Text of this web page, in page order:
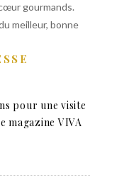
gourmands.
meilleur, bonne
pour une visite
magazine VIVA